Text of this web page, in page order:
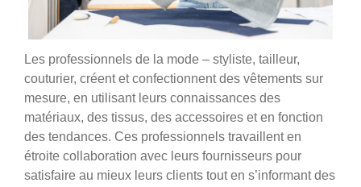
Les professionnels de la mode – styliste, tailleur,
couturier, créent et confectionnent des vêtements sur
mesure, en utilisant leurs connaissances des
matériaux, des tissus, des accessoires et en fonction
des tendances. Ces professionnels travaillent en
étroite collaboration avec leurs fournisseurs pour
satisfaire au mieux leurs clients tout en s’informant des